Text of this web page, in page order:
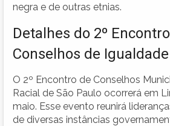
negra e de outras etnias.
Detalhes do 2º
Conselhos de
O 2º Encontro de Conselhos
Racial de São Paulo ocorrerá em
maio. Esse evento reunirá
de diversas instâncias